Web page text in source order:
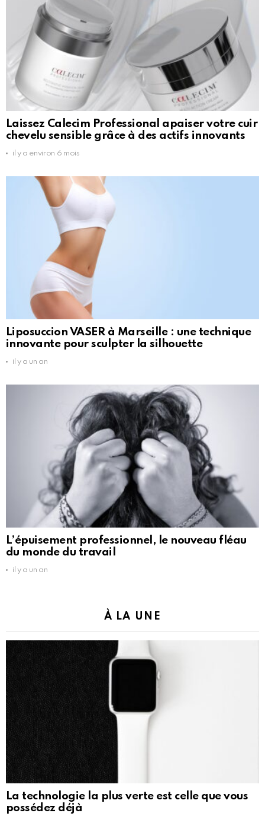
Laissez Calecim Professional apaiser votre cuir
chevelu sensible grâce à des actifs innovants
il y a environ 6 mois
Liposuccion VASER à Marseille : une technique
innovante pour sculpter la silhouette
il y a un an
L’épuisement professionnel, le nouveau fléau
du monde du travail
il y a un an
À LA UNE
La technologie la plus verte est celle que vous
possédez déjà